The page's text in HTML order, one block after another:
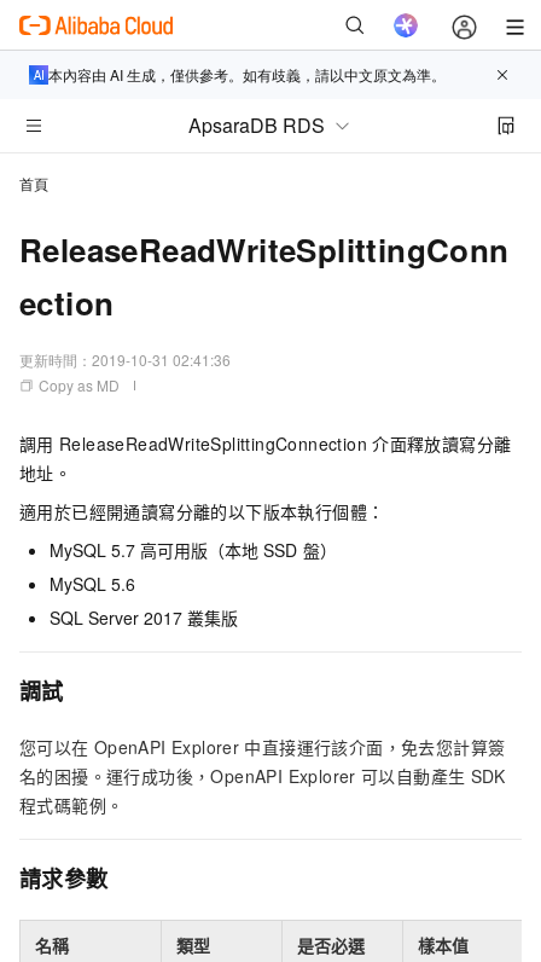
本內容由 AI 生成，僅供參考。如有歧義，請以中文原文為準。
ApsaraDB RDS
首頁
ReleaseReadWriteSplittingConn
ection
更新時間： 2019-10-31 02:41:36
Copy as MD
調用 ReleaseReadWriteSplittingConnection 介面釋放讀寫分離
地址。
適用於已經開通讀寫分離的以下版本執行個體：
MySQL 5.7 高可用版（本地 SSD 盤）
MySQL 5.6
SQL Server 2017 叢集版
調試
您可以在 OpenAPI Explorer 中直接運行該介面，免去您計算簽
名的困擾。運行成功後，OpenAPI Explorer 可以自動產生 SDK
程式碼範例。
請求參數
名稱 類型 是否必選 樣本值